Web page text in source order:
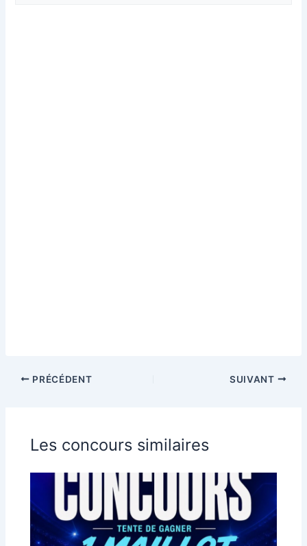
PRÉCÉDENT SUIVANT
Les concours similaires